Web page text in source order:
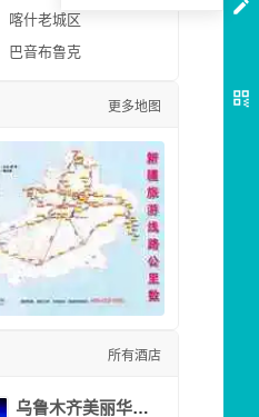
喀什老城区
巴音布鲁克
更多地图
所有酒店
乌鲁木齐美丽华大酒